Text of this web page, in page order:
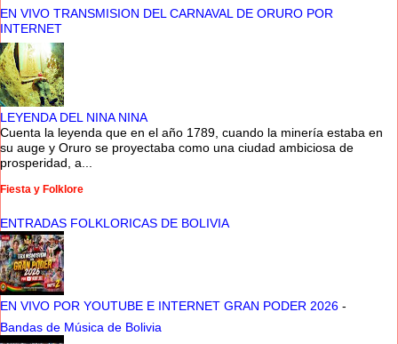
EN VIVO TRANSMISION DEL CARNAVAL DE ORURO POR
INTERNET
LEYENDA DEL NINA NINA
Cuenta la leyenda que en el año 1789, cuando la minería estaba en
su auge y Oruro se proyectaba como una ciudad ambiciosa de
prosperidad, a...
Fiesta y Folklore
ENTRADAS FOLKLORICAS DE BOLIVIA
EN VIVO POR YOUTUBE E INTERNET GRAN PODER 2026 -
Bandas de Música de Bolivia